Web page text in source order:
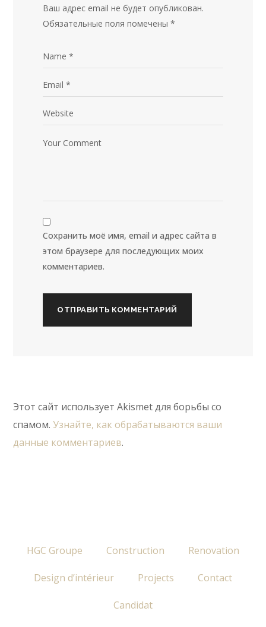
Ваш адрес email не будет опубликован.
Обязательные поля помечены*
Сохранить моё имя, email и адрес сайта в
этом браузере для последующих моих
комментариев.
Этот сайт использует Akismet для борьбы со
спамом.Узнайте, как обрабатываются ваши
данные комментариев.
HGC Groupe Construction Renovation
Design d’intérieur Projects Contact
Candidat